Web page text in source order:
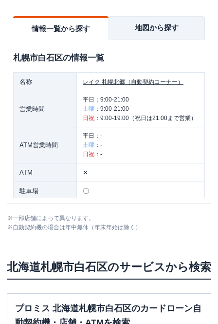
情報一覧から探す 地図から探す
札幌市白石区の情報一覧
名称 レイク 札幌北郷（自動契約コーナー）
営業時間
平日： 9:00-21:00
土曜 ： 9:00-21:00
日祝 ： 9:00-19:00（祝日は21:00まで営業）
ATM営業時間
平日： -
土曜 ： -
日祝 ： -
ATM ✕
駐車場 〇
住所
号
※一部店舗によって異なります。
※自動契約機の場合は年中無休（年末年始は除く）
北海道札幌市白石区のサービスから検索
プロミス 北海道札幌市白石区のカードローン自